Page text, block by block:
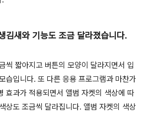
김새와 기능도 조금 달라졌습니다.
씩 짧아지고 버튼의 모양이 달라지면서 입
습입니다. 또 다른 응용 프로그램과 마찬가
효과가 적용되면서 앨범 자켓의 색상에 따
상도 조금씩 달라집니다. 앨범 자켓의 색상